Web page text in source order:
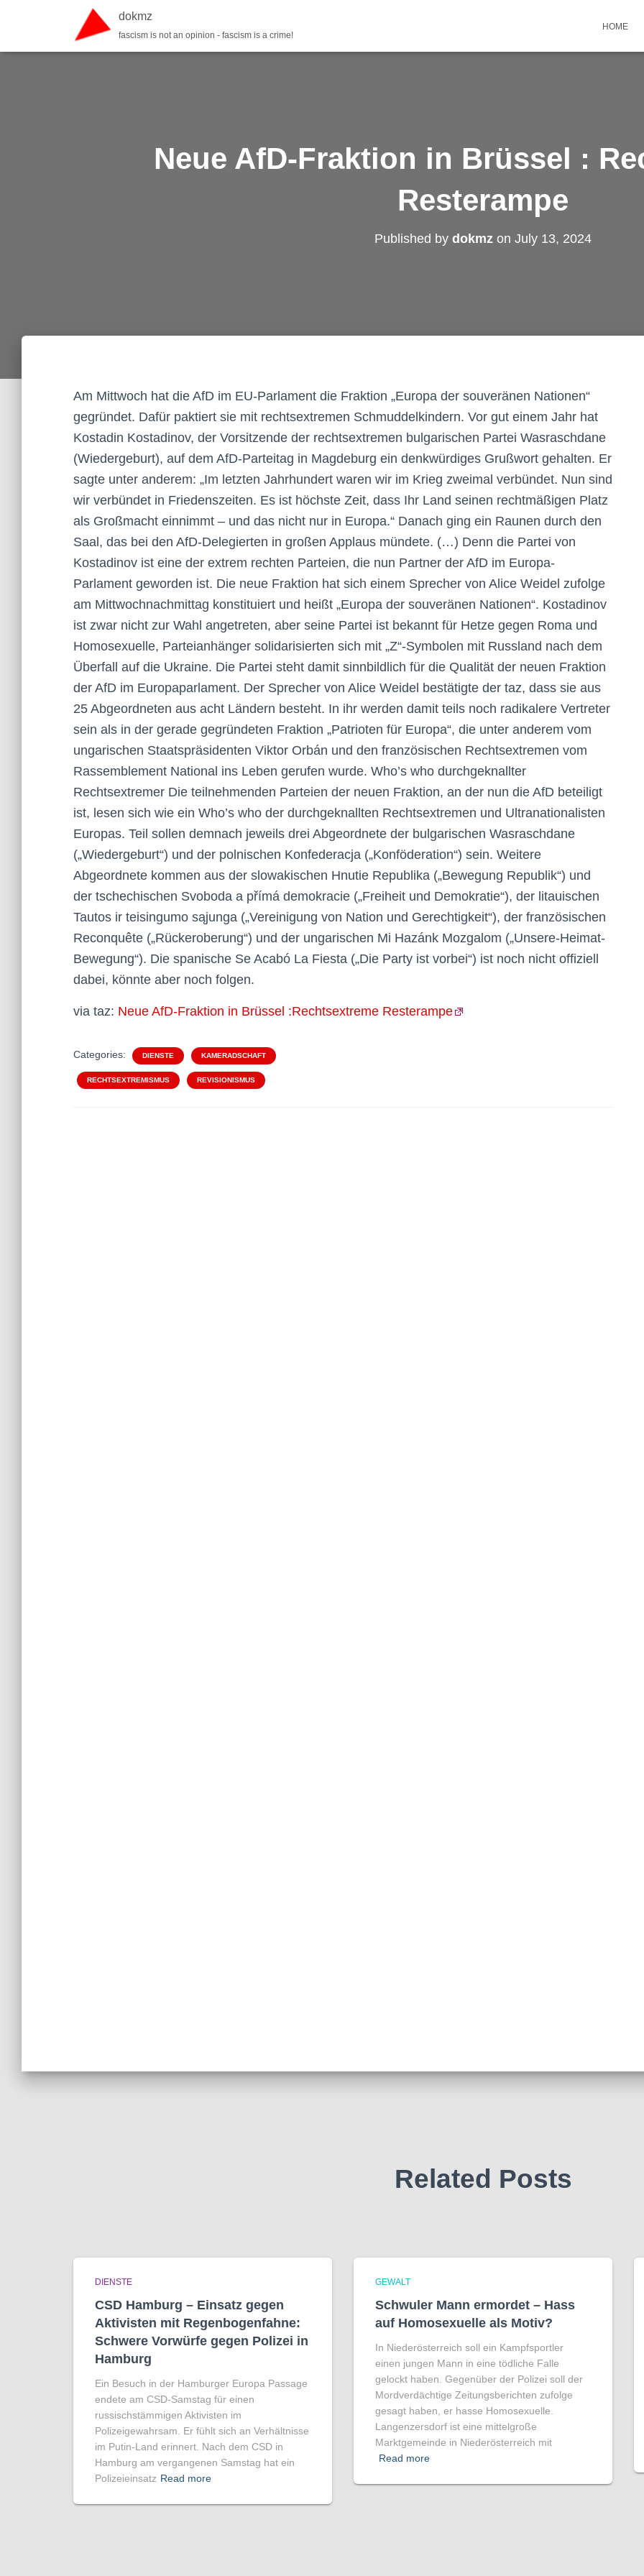
dokmz
fascism is not an opinion - fascism is a crime!
HOME
Neue AfD-Fraktion in Brüssel :
Resterampe
Published by dokmz on July 13, 2024
Am Mittwoch hat die AfD im EU-Parlament die Fraktion „Europa der souveränen Nationen“
gegründet. Dafür paktiert sie mit rechtsextremen Schmuddelkindern. Vor gut einem Jahr hat
Kostadin Kostadinov, der Vorsitzende der rechtsextremen bulgarischen Partei Wasraschdane
(Wiedergeburt), auf dem AfD-Parteitag in Magdeburg ein denkwürdiges Grußwort gehalten. Er
sagte unter anderem: „Im letzten Jahrhundert waren wir im Krieg zweimal verbündet. Nun sind
wir verbündet in Friedenszeiten. Es ist höchste Zeit, dass Ihr Land seinen rechtmäßigen Platz
als Großmacht einnimmt – und das nicht nur in Europa.“ Danach ging ein Raunen durch den
Saal, das bei den AfD-Delegierten in großen Applaus mündete. (…) Denn die Partei von
Kostadinov ist eine der extrem rechten Parteien, die nun Partner der AfD im Europa-
Parlament geworden ist. Die neue Fraktion hat sich einem Sprecher von Alice Weidel zufolge
am Mittwochnachmittag konstituiert und heißt „Europa der souveränen Nationen“. Kostadinov
ist zwar nicht zur Wahl angetreten, aber seine Partei ist bekannt für Hetze gegen Roma und
Homosexuelle, Parteianhänger solidarisierten sich mit „Z“-Symbolen mit Russland nach dem
Überfall auf die Ukraine. Die Partei steht damit sinnbildlich für die Qualität der neuen Fraktion
der AfD im Europaparlament. Der Sprecher von Alice Weidel bestätigte der taz, dass sie aus
25 Abgeordneten aus acht Ländern besteht. In ihr werden damit teils noch radikalere Vertreter
sein als in der gerade gegründeten Fraktion „Patrioten für Europa“, die unter anderem vom
ungarischen Staatspräsidenten Viktor Orbán und den französischen Rechtsextremen vom
Rassemblement National ins Leben gerufen wurde. Who’s who durchgeknallter
Rechtsextremer Die teilnehmenden Parteien der neuen Fraktion, an der nun die AfD beteiligt
ist, lesen sich wie ein Who’s who der durchgeknallten Rechtsextremen und Ultranationalisten
Europas. Teil sollen demnach jeweils drei Abgeordnete der bulgarischen Wasraschdane
(„Wiedergeburt“) und der polnischen Konfederacja („Konföderation“) sein. Weitere
Abgeordnete kommen aus der slowakischen Hnutie Republika („Bewegung Republik“) und
der tschechischen Svoboda a přímá demokracie („Freiheit und Demokratie“), der litauischen
Tautos ir teisingumo sąjunga („Vereinigung von Nation und Gerechtigkeit“), der französischen
Reconquête („Rückeroberung“) und der ungarischen Mi Hazánk Mozgalom („Unsere-Heimat-
Bewegung“). Die spanische Se Acabó La Fiesta („Die Party ist vorbei“) ist noch nicht offiziell
dabei, könnte aber noch folgen.
via taz: Neue AfD-Fraktion in Brüssel :Rechtsextreme Resterampe
Categories: DIENSTE KAMERADSCHAFT
RECHTSEXTREMISMUS REVISIONISMUS
Related Posts
DIENSTE
CSD Hamburg – Einsatz gegen
Aktivisten mit Regenbogen­fahne:
Schwere Vorwürfe gegen Polizei in
Hamburg
Ein Besuch in der Hamburger Europa Passage
endete am CSD-Samstag für einen
russischstämmigen Aktivisten im
Polizeigewahrsam. Er fühlt sich an Verhältnisse
im Putin-Land erinnert. Nach dem CSD in
Hamburg am vergangenen Samstag hat ein
Polizeieinsatz Read more
GEWALT
Schwuler Mann ermordet – Hass
auf Homo­sexuelle als Motiv?
In Niederösterreich soll ein Kampfsportler
einen jungen Mann in eine tödliche Falle
gelockt haben. Gegenüber der Polizei soll der
Mordverdächtige Zeitungsberichten zufolge
gesagt haben, er hasse Homosexuelle.
Langenzersdorf ist eine mittelgroße
Marktgemeinde in Niederösterreich mit
Read more